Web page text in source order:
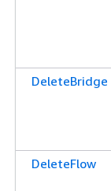
DeleteBridge
DeleteFlow